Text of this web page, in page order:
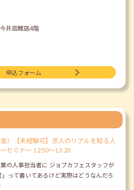
井函館店4階
申込フォーム
）【未経験可】求人のリアルを知る人
セミナー 12:50～13:20
の人事担当者に ジョブカフェスタッフが
って書いてあるけど実際はどうなんだろ